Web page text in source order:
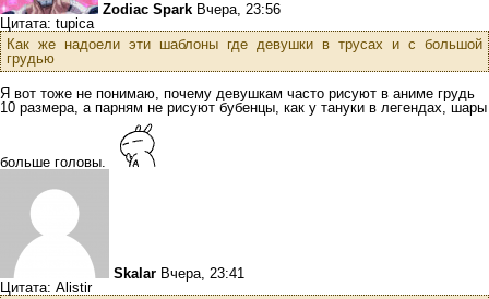
Zodiac Spark Вчера, 23:56
Цитата: tupica
Как же надоели эти шаблоны где девушки в трусах и с большой
грудью
Я вот тоже не понимаю, почему девушкам часто рисуют в аниме грудь
10 размера, а парням не рисуют бубенцы, как у тануки в легендах, шары
больше головы.
Skalar Вчера, 23:41
Цитата: Alistir